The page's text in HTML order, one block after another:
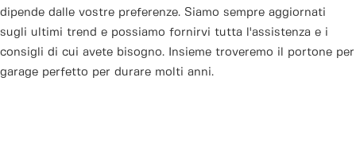
dipende dalle vostre preferenze. Siamo sempre aggiornati
sugli ultimi trend e possiamo fornirvi tutta l'assistenza e i
consigli di cui avete bisogno. Insieme troveremo il portone per
garage perfetto per durare molti anni.